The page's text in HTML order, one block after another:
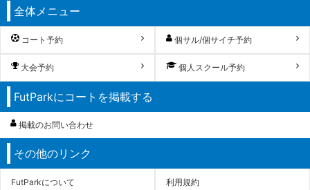
全体メニュー
コート予約 個サル/個サイチ予約
大会予約 個人スクール予約
FutParkにコートを掲載する
掲載のお問い合わせ
その他のリンク
FutParkについて 利用規約